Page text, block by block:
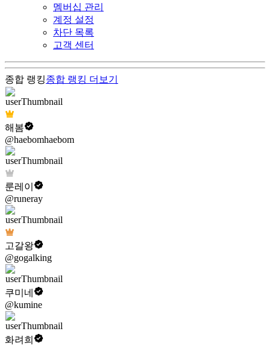
멤버십 관리
계정 설정
차단 목록
고객 센터
종합 랭킹종합 랭킹 더보기
해봄
@haebomhaebom
룬레이
@runeray
고갈왕
@gogalking
쿠미네
@kumine
화려희